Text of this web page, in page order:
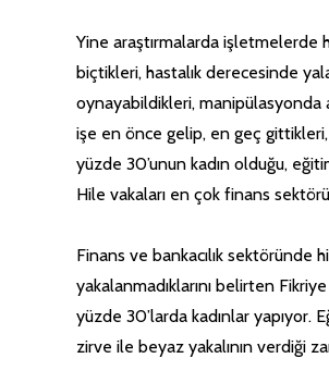
Yine araştırmalarda işletmelerde
biçtikleri, hastalık derecesinde
oynayabildikleri, manipülasyonda
işe en önce gelip, en geç gittikleri,
yüzde 30’unun kadın olduğu,
Hile vakaları en çok finans
Finans ve bankacılık sektöründe
yakalanmadıklarını belirten
yüzde 30’larda kadınlar yapıyor.
zirve ile beyaz yakalının verdiği